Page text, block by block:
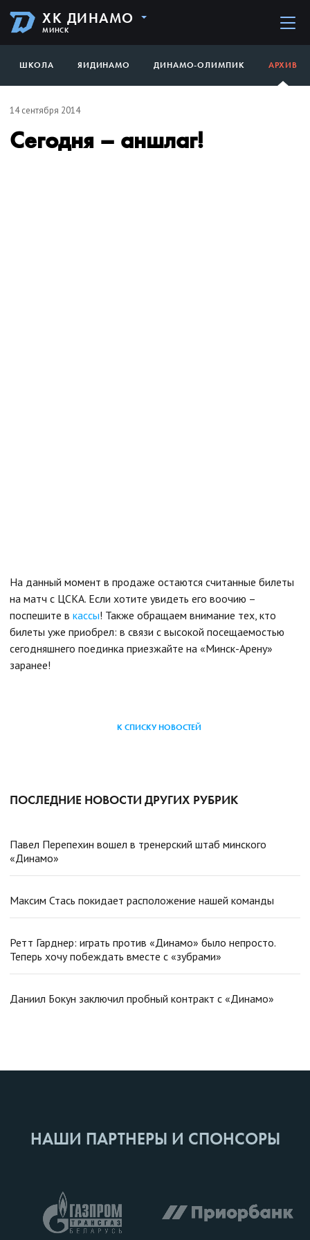
ХК ДИНАМО
МИНСК
ШКОЛА ЯИДИНАМО ДИНАМО-ОЛИМПИК АРХИВ
14 сентября 2014
Сегодня – аншлаг!
На данный момент в продаже остаются считанные билеты
на матч с ЦСКА. Если хотите увидеть его воочию –
поспешите в кассы! Также обращаем внимание тех, кто
билеты уже приобрел: в связи с высокой посещаемостью
сегодняшнего поединка приезжайте на «Минск-Арену»
заранее!
К СПИСКУ НОВОСТЕЙ
ПОСЛЕДНИЕ НОВОСТИ ДРУГИХ РУБРИК
Павел Перепехин вошел в тренерский штаб минского
«Динамо»
Максим Стась покидает расположение нашей команды
Ретт Гарднер: играть против «Динамо» было непросто.
Теперь хочу побеждать вместе с «зубрами»
Даниил Бокун заключил пробный контракт с «Динамо»
НАШИ ПАРТНЕРЫ И СПОНСОРЫ